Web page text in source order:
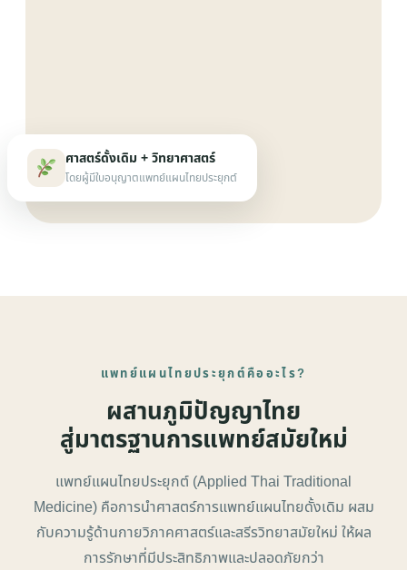
ศาสตร์ดั้งเดิม + วิทยาศาสตร์
โดยผู้มีใบอนุญาตแพทย์แผนไทยประยุกต์
แพทย์แผนไทยประยุกต์คืออะไร?
ผสานภูมิปัญญาไทย
สู่มาตรฐานการแพทย์สมัยใหม่
แพทย์แผนไทยประยุกต์ (Applied Thai Traditional
Medicine) คือการนำศาสตร์การแพทย์แผนไทยดั้งเดิม ผสม
กับความรู้ด้านกายวิภาคศาสตร์และสรีรวิทยาสมัยใหม่ ให้ผล
การรักษาที่มีประสิทธิภาพและปลอดภัยกว่า